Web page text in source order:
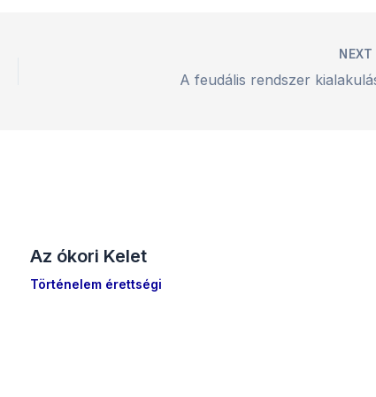
NEXT
A feudális rendszer
Az ókori Kelet
Történelem érettségi